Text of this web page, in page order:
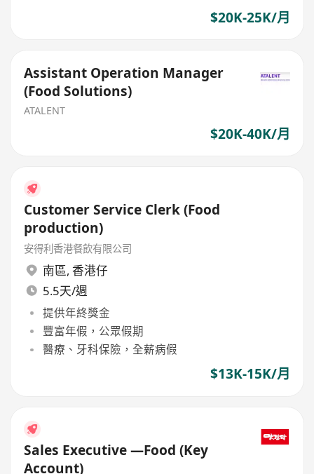
$20K-25K/月
Assistant Operation Manager
(Food Solutions)
ATALENT
$20K-40K/月
Customer Service Clerk (Food
production)
安得利香港餐飲有限公司
南區, 香港仔
5.5天/週
提供年終獎金
豐富年假，公眾假期
醫療、牙科保險，全薪病假
$13K-15K/月
Sales Executive —Food (Key
Account)